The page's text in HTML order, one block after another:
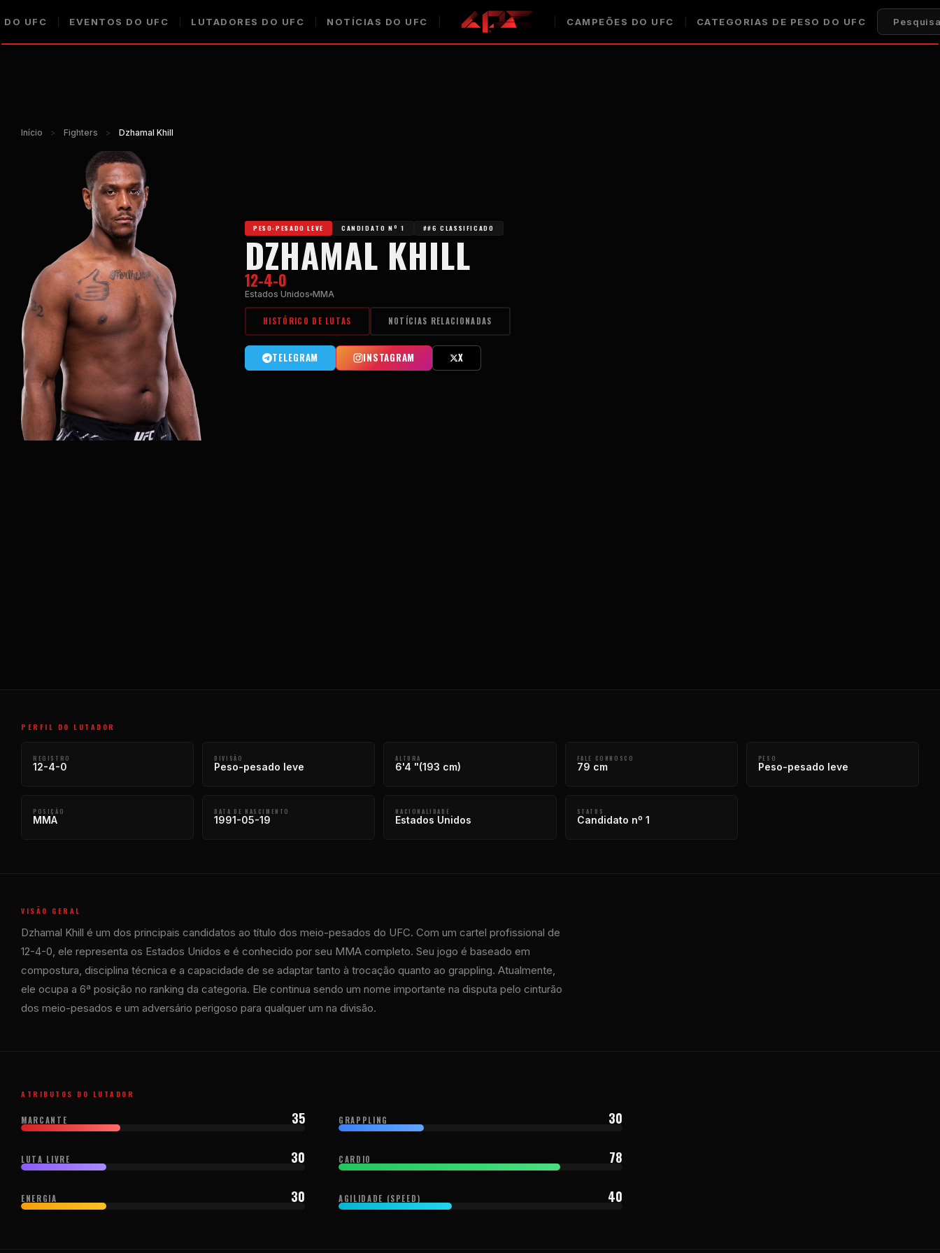
DO UFC EVENTOS DO UFC LUTADORES DO UFC NOTÍCIAS DO UFC CAMPEÕES DO UFC CATEGORIAS DE PESO DO UFC
Início > Fighters > Dzhamal Khill
PESO-PESADO LEVE CANDIDATO Nº 1 ##6 CLASSIFICADO
DZHAMAL KHILL
12-4-0
Estados Unidos MMA
HISTÓRICO DE LUTAS NOTÍCIAS RELACIONADAS
TELEGRAM INSTAGRAM X
PERFIL DO LUTADOR
REGISTRO
12-4-0
DIVISÃO
Peso-pesado leve
ALTURA
6'4 "(193 cm)
FALE CONNOSCO
79 cm
PESO
Peso-pesado leve
POSIÇÃO
MMA
DATA DE NASCIMENTO
1991-05-19
NACIONALIDADE
Estados Unidos
STATUS
Candidato nº 1
VISÃO GERAL
Dzhamal Khill é um dos principais candidatos ao título dos meio-pesados ​​do UFC. Com um cartel profissional de
12-4-0, ele representa os Estados Unidos e é conhecido por seu MMA completo. Seu jogo é baseado em
compostura, disciplina técnica e a capacidade de se adaptar tanto à trocação quanto ao grappling. Atualmente,
ele ocupa a 6ª posição no ranking da categoria. Ele continua sendo um nome importante na disputa pelo cinturão
dos meio-pesados ​​e um adversário perigoso para qualquer um na divisão.
ATRIBUTOS DO LUTADOR
MARCANTE 35 GRAPPLING 30
LUTA LIVRE 30 CARDIO 78
ENERGIA 30 AGILIDADE (SPEED) 40